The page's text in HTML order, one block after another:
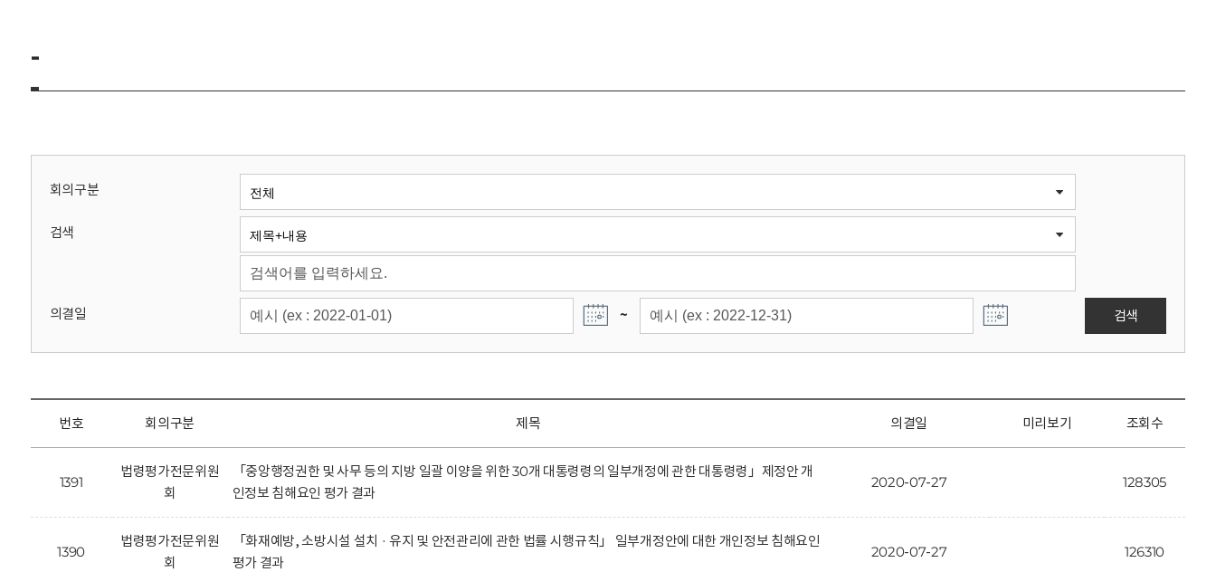
위
회
-
회의구분
검색
의결일 ~ 검색
번호 회의구분 제목 의결일 미리보기 조회수
1391
법령평가전문위원
회
「중앙행정권한 및 사무 등의 지방 일괄 이양을 위한 30개 대통령령의 일부개정에 관한 대통령령」제정안 개
인정보 침해요인 평가 결과
2020-07-27 128305
1390
법령평가전문위원
회
「화재예방, 소방시설 설치 · 유지 및 안전관리에 관한 법률 시행규칙」 일부개정안에 대한 개인정보 침해요인
평가 결과
2020-07-27 126310